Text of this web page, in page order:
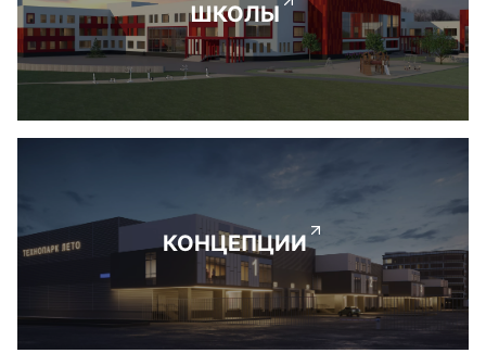
ШКОЛЫ
КОНЦЕПЦИИ